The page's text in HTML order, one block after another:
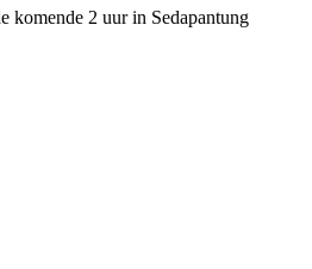
komende 2 uur in Sedapantung